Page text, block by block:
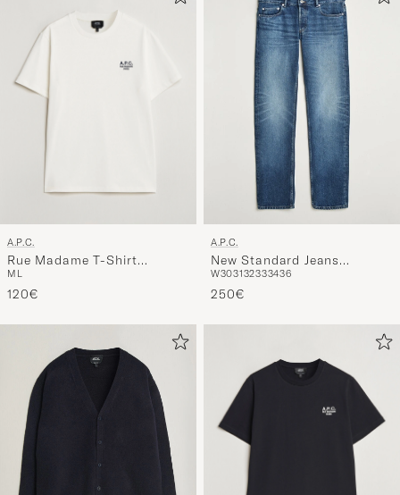
A.P.C.
Rue Madame T-Shirt
White/Dark Navy
M L
120€
A.P.C.
New Standard Jeans
Washed Indigo
W303132333436
250€